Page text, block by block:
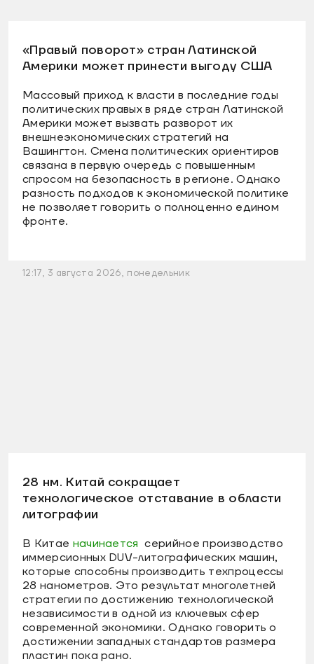
«Правый поворот» стран Латинской
Америки может принести выгоду США
Массовый приход к власти в последние годы
политических правых в ряде стран Латинской
Америки может вызвать разворот их
внешнеэкономических стратегий на
Вашингтон. Смена политических ориентиров
связана в первую очередь с повышенным
спросом на безопасность в регионе. Однако
разность подходов к экономической политике
не позволяет говорить о полноценно едином
фронте.
12:17, 3 августа 2026, понедельник
28 нм. Китай сокращает
технологическое отставание в области
литографии
В Китае начинается серийное производство
иммерсионных DUV-литографических машин,
которые способны производить техпроцессы
28 нанометров. Это результат многолетней
стратегии по достижению технологической
независимости в одной из ключевых сфер
современной экономики. Однако говорить о
достижении западных стандартов размера
пластин пока рано.